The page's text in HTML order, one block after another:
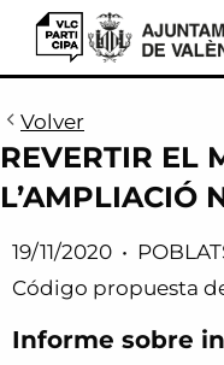
Volver
REVERTIR EL
L’AMPLIACIÓ
19/11/2020 •
Código propuesta
Informe sobre